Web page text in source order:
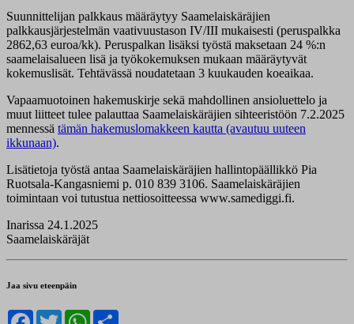
Suunnittelijan palkkaus määräytyy Saamelaiskäräjien
palkkausjärjestelmän vaativuustason IV/III mukaisesti (peruspalkka
2862,63 euroa/kk). Peruspalkan lisäksi työstä maksetaan 24 %:n
saamelaisalueen lisä ja työkokemuksen mukaan määräytyvät
kokemuslisät. Tehtävässä noudatetaan 3 kuukauden koeaikaa.
Vapaamuotoinen hakemuskirje sekä mahdollinen ansioluettelo ja
muut liitteet tulee palauttaa Saamelaiskäräjien sihteeristöön 7.2.2025
mennessä tämän hakemuslomakkeen kautta (avautuu uuteen
ikkunaan).
Lisätietoja työstä antaa Saamelaiskäräjien hallintopäällikkö Pia
Ruotsala-Kangasniemi p. 010 839 3106. Saamelaiskäräjien
toimintaan voi tutustua nettiosoitteessa www.samediggi.fi.
Inarissa 24.1.2025
Saamelaiskäräjät
Jaa sivu eteenpäin
Facebook
TwitterWhatsApp